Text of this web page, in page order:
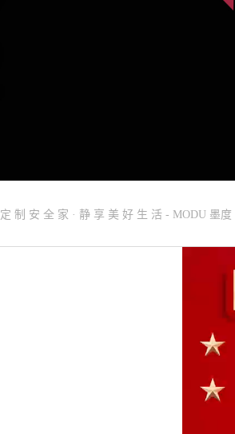
定 制 安 全 家 · 静 享 美 好 生 活 - MODU 墨度